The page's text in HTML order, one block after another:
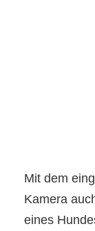
Mit dem
Kamera
eines